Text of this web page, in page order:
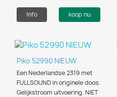
Info koop nu
Piko 52990 NIEUW
Een Nederlandse 2319 met
FULLSOUND in originele doos.
Gelijkstroom uitvoering. NIET